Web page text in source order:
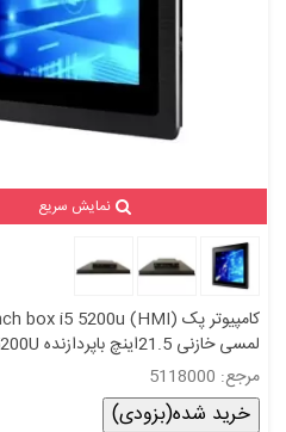
نمایش سریع
لمسی خازنی 21.5اینچ باپردازنده I5-5200Uمدل KC5118
مرجع: 5118000
خرید شده(بزودی)